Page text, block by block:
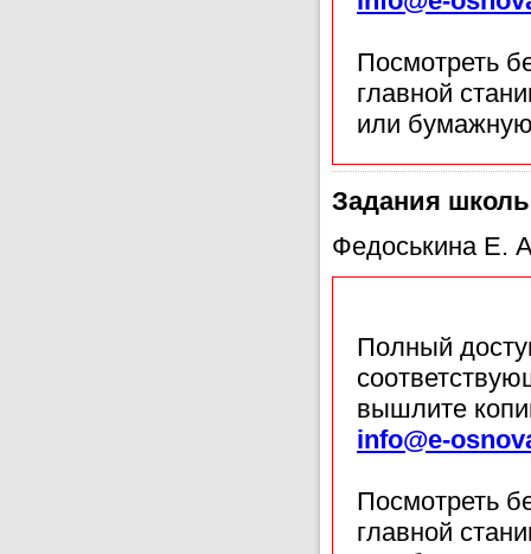
Посмотреть
главной
или
Задания
Федоськина Е.
Полный
вышлите
info@e-
Посмотреть
главной